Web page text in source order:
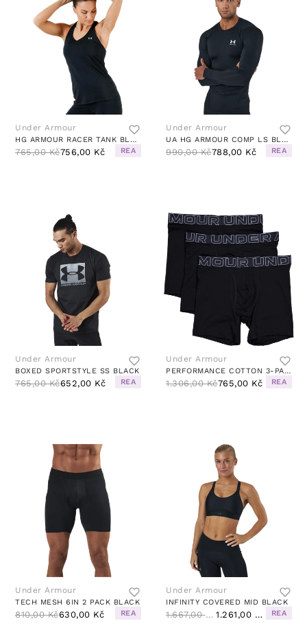
Under Armour
HG ARMOUR RACER TANK BLACK
765,00 Kč756,00 Kč REA
Under Armour
UA HG ARMOUR COMP LS BLACK
990,00 Kč788,00 Kč REA
Under Armour
BOXED SPORTSTYLE SS BLACK
765,00 Kč652,00 Kč REA
Under Armour
PERFORMANCE COTTON 3-PACK BLACK
1.306,00 Kč765,00 Kč REA
Under Armour
TECH MESH 6IN 2 PACK BLACK
810,00 Kč630,00 Kč REA
Under Armour
INFINITY COVERED MID BLACK
1.667,00 Kč 1.261,00 Kč REA